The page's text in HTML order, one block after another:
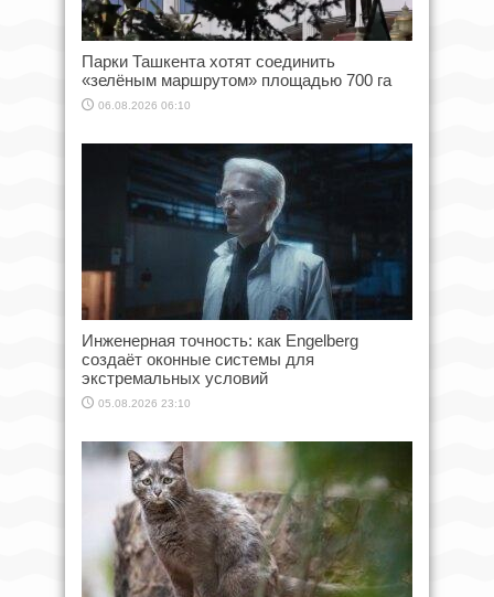
Парки Ташкента хотят соединить
«зелёным маршрутом» площадью 700 га
06.08.2026 06:10
Инженерная точность: как Engelberg
создаёт оконные системы для
экстремальных условий
05.08.2026 23:10